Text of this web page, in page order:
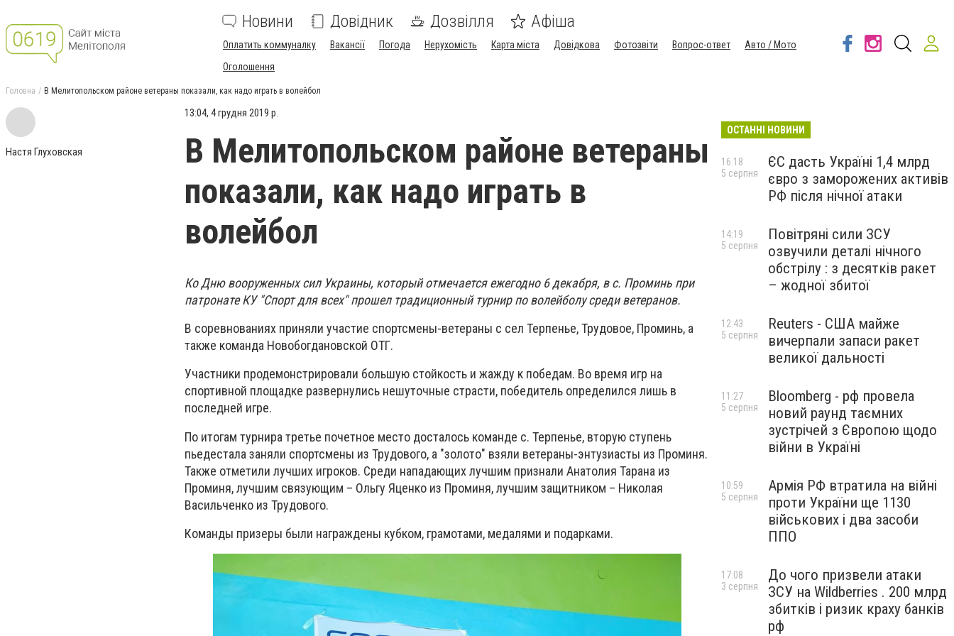
Новини Довідник Дозвілля Афіша
Оплатить коммуналку Вакансії Погода Нерухомість Карта міста Довідкова Фотозвіти Вопрос-ответ
Авто / Мото
Оголошення
Головна В Мелитопольском районе ветераны показали, как надо играть в волейбол
Настя Глуховская
13:04, 4 грудня 2019 р.
В Мелитопольском районе ветераны
показали, как надо играть в
волейбол
Ко Дню вооруженных сил Украины, который отмечается ежегодно 6 декабря, в с. Проминь при
патронате КУ "Спорт для всех" прошел традиционный турнир по волейболу среди ветеранов.
В соревнованиях приняли участие спортсмены-ветераны с сел Терпенье, Трудовое, Проминь, а
также команда Новобогдановской ОТГ.
Участники продемонстрировали большую стойкость и жажду к победам. Во время игр на
спортивной площадке развернулись нешуточные страсти, победитель определился лишь в
последней игре.
По итогам турнира третье почетное место досталось команде с. Терпенье, вторую ступень
пьедестала заняли спортсмены из Трудового, а "золото" взяли ветераны-энтузиасты из Проминя.
Также отметили лучших игроков. Среди нападающих лучшим признали Анатолия Тарана из
Проминя, лучшим связующим – Ольгу Яценко из Проминя, лучшим защитником – Николая
Васильченко из Трудового.
Команды призеры были награждены кубком, грамотами, медалями и подарками.
ОСТАННІ НОВИНИ
ЄС дасть Україні 1,4 млрд
євро з заморожених активів
РФ після нічної атаки
16:18
5 серпня
Повітряні сили ЗСУ
озвучили деталі нічного
обстрілу : з десятків ракет
– жодної збитої
14:19
5 серпня
Reuters - США майже
вичерпали запаси ракет
великої дальності
12:43
5 серпня
Bloomberg - рф провела
новий раунд таємних
зустрічей з Європою щодо
війни в Україні
11:27
5 серпня
Армія РФ втратила на війні
проти України ще 1130
військових і два засоби
ППО
10:59
5 серпня
До чого призвели атаки
ЗСУ на Wildberries . 200 млрд
збитків і ризик краху банків
рф
17:08
3 серпня